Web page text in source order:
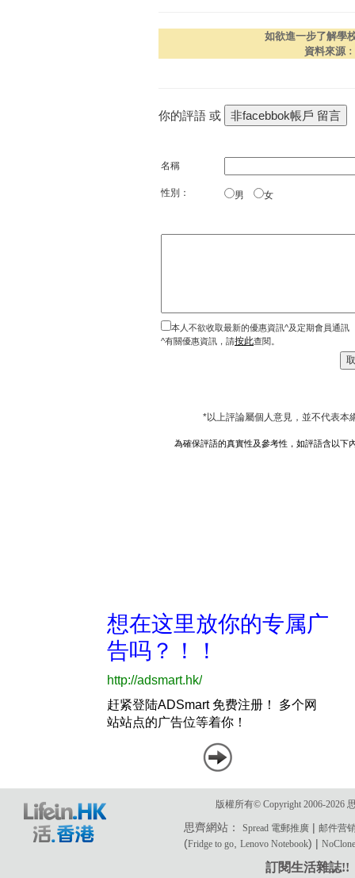
如欲進一步了解學
資料來源﹕
你的評語 或
名稱
性別： 男 女
本人不欲收取最新的優惠資訊^及定期會員通訊
^有關優惠資訊，請按此查閱。
*以上評論屬個人意見，並不代表本
為確保評語的真實性及參考性，如評語含以下
版權所有© Copyright 2006-2026
思齊網站：Spread 電郵推廣 |邮件营
(Fridge to go ,Lenovo Notebook) |